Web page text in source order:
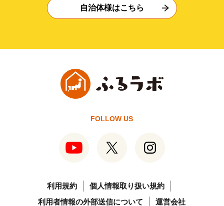
自治体様はこちら
FOLLOW US
利用規約
個人情報取り扱い規約
利用者情報の外部送信について
運営会社